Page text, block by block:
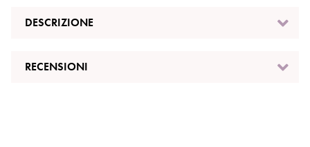
DESCRIZIONE
RECENSIONI